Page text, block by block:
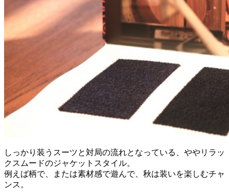
しっかり装うスーツと対局の流れとなっている、ややリラッ
クスムードのジャケットスタイル。
例えば柄で、または素材感で遊んで、秋は装いを楽しむチャ
ンス。